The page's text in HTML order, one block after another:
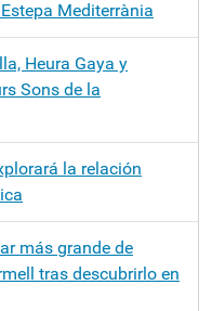
Mediterrània
Heura Gaya y
Sons de la
la relación
más grande de
tras descubrirlo en